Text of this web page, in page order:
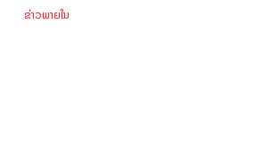
ຂ່າວພາຍໃນ